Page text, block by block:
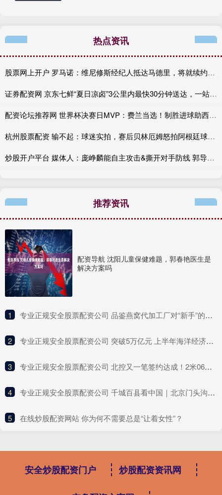
热点资讯
股票网上开户 罗马诺：维尼修斯经纪人抵达马德里，将就续约问题展开新一轮谈判
证券配资网 京东七鲜“夏日凉卤”3公里内最快30分钟送达，一站式配齐清凉餐桌
配资论坛推荐网 世界杯决赛日MVP：费兰当选！制胜进球助西班牙再夺冠
杭州股票配资 输不起：球迷实拍，赛后贝林厄姆怒拍阿根廷球员后脑勺引发冲突
炒股开户平台 媒体人：庞峥麟能自主攻击&撕开对手防线 郭导以后应该多给机会
推荐资讯
配资导航 沈阳儿童保健难题，郭春艳医生是
解决方案吗
1 ​专业正规安全股票配资公司 品鉴燕窝代加工厂对“新手”的保护：从谁便宜找谁变为谁懂找谁！
2 ​专业正规安全股票配资公司 突破5万亿元 上半年海洋经济稳中向好
3 ​专业正规安全股票配资公司 北控又一笔签约达成！2米06潜力锋线投奔张庆鹏，能否获得重用？
4 ​专业正规安全股票配资公司 千城百县看中国｜北京门头沟：暖心守护出行路
5 ​在线炒股配资网站 你为何不需要总是“让着女性”？
安全炒股配资门户 炒股配资资讯网